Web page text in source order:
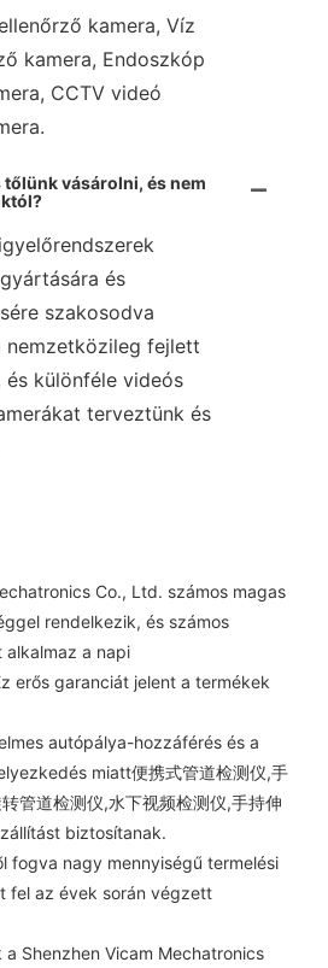
kamera, Víz
kamera, Endoszkóp
CCTV videó
vásárolni, és nem
és
szakosodva
nemzetközileg fejlett
különféle videós
terveztünk és
Co., Ltd. számos magas
rendelkezik, és számos
a napi
erős garanciát jelent a termékek
autópálya-hozzáférés és a
miatt便携式管道检测仪,手
管道检测仪,水下视频检测仪,手持伸
biztosítanak.
fogva nagy mennyiségű termelési
fel az évek során végzett
Shenzhen Vicam Mechatronics